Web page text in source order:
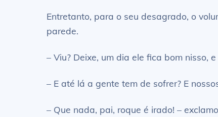
Entretanto, para o seu desagrado, o
parede.
– Viu? Deixe, um dia ele fica bom nisso,
– E até lá a gente tem de sofrer? E
– Que nada, pai, roque é irado! –